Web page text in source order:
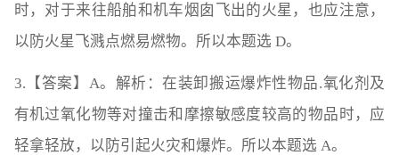
时，对于来往船舶和机车烟囱飞出的火星，也应注意，
以防火星飞溅点燃易燃物。所以本题选 D。
3.【答案】A。解析：在装卸搬运爆炸性物品.氧化剂及
有机过氧化物等对撞击和摩擦敏感度较高的物品时，应
轻拿轻放，以防引起火灾和爆炸。所以本题选 A。